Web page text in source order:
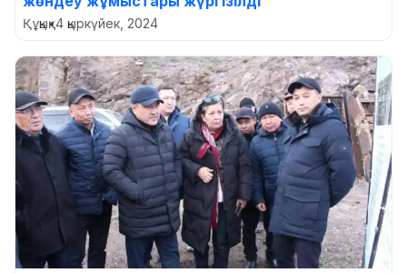
Құқық•4 қыркүйек, 2024